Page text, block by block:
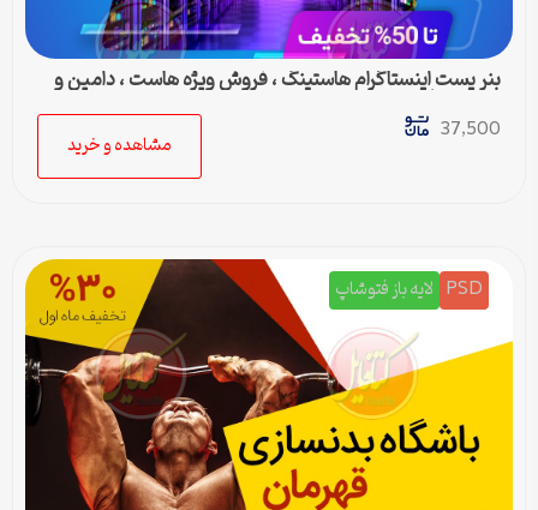
بنر پست اینستاگرام هاستینگ ، فروش ویژه هاست ، دامین و
سرور مجازی
37,500
مشاهده و خرید
PSD لایه باز فتوشاپ